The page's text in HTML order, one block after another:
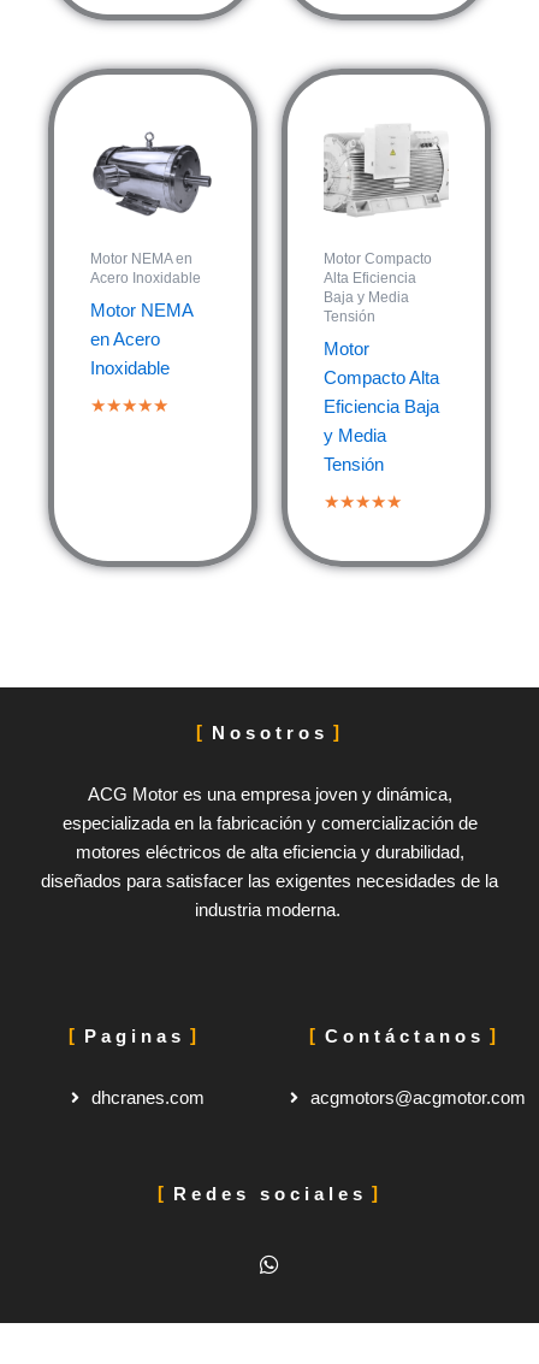
Motor NEMA en
Acero Inoxidable
Motor NEMA
en Acero
Inoxidable
★★★★★
Motor Compacto
Alta Eficiencia
Baja y Media
Tensión
Motor
Compacto Alta
Eficiencia Baja
y Media
Tensión
★★★★★
Nosotros
ACG Motor es una empresa joven y dinámica,
especializada en la fabricación y comercialización de
motores eléctricos de alta eficiencia y durabilidad,
diseñados para satisfacer las exigentes necesidades de la
industria moderna.
Paginas
dhcranes.com
Contáctanos
acgmotors@acgmotor.com
Redes sociales
W
h